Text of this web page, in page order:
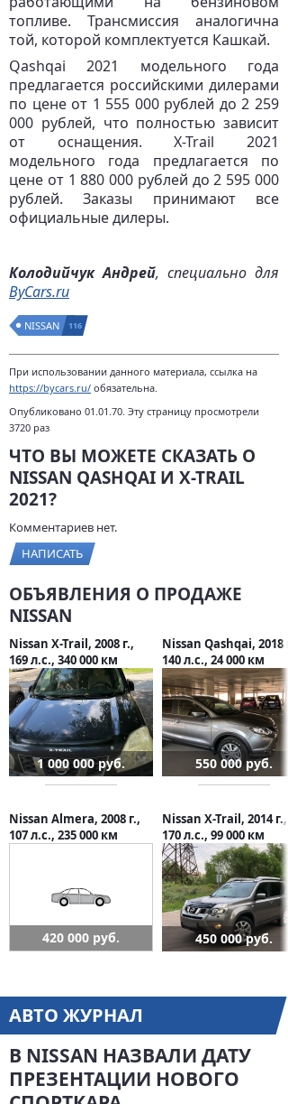
топливе. Трансмиссия аналогична
той, которой комплектуется Кашкай.
Qashqai 2021 модельного года
предлагается российскими дилерами
по цене от 1 555 000 рублей до 2 259
000 рублей, что полностью зависит
от оснащения. X-Trail 2021
модельного года предлагается по
цене от 1 880 000 рублей до 2 595 000
рублей. Заказы принимают все
официальные дилеры.
Колодийчук Андрей, специально для
ByCars.ru
NISSAN 116
При использовании данного материала, ссылка на
https://bycars.ru/ обязательна.
Опубликовано 01.01.70. Эту страницу просмотрели
3720 раз
ЧТО ВЫ МОЖЕТЕ СКАЗАТЬ О
NISSAN QASHQAI И X-TRAIL
2021?
Комментариев нет.
НАПИСАТЬ
ОБЪЯВЛЕНИЯ О ПРОДАЖЕ
NISSAN
Nissan X-Trail, 2008 г.,
169 л.с., 340 000 км
1 000 000 руб.
Nissan Qashqai, 2018
140 л.с., 24 000 км
550 000 руб.
Nissan Almera, 2008 г.,
107 л.с., 235 000 км
420 000 руб.
Nissan X-Trail, 2014 г.,
170 л.с., 99 000 км
450 000 руб.
АВТО ЖУРНАЛ
В NISSAN НАЗВАЛИ ДАТУ
ПРЕЗЕНТАЦИИ НОВОГО